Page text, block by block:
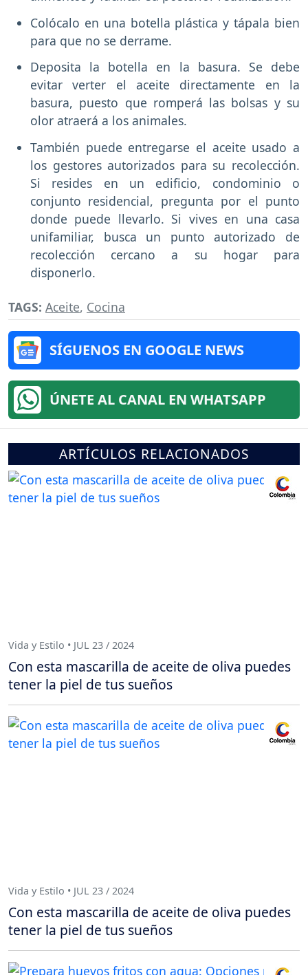
Colócalo en una botella plástica y tápala bien
para que no se derrame.
Deposita la botella en la basura. Se debe
evitar verter el aceite directamente en la
basura, puesto que romperá las bolsas y su
olor atraerá a los animales.
También puede entregarse el aceite usado a
los gestores autorizados para su recolección.
Si resides en un edificio, condominio o
conjunto residencial, pregunta por el punto
donde puede llevarlo. Si vives en una casa
unifamiliar, busca un punto autorizado de
recolección cercano a su hogar para
disponerlo.
TAGS: Aceite, Cocina
SÍGUENOS EN GOOGLE NEWS
ÚNETE AL CANAL EN WHATSAPP
ARTÍCULOS RELACIONADOS
Vida y Estilo • JUL 23 / 2024
Con esta mascarilla de aceite de oliva puedes
tener la piel de tus sueños
Vida y Estilo • JUL 23 / 2024
Con esta mascarilla de aceite de oliva puedes
tener la piel de tus sueños